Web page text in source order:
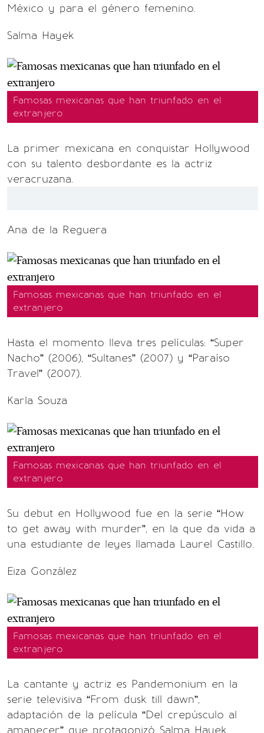
México y para el género femenino.
Salma Hayek
Famosas mexicanas que han triunfado en el
extranjero
La primer mexicana en conquistar Hollywood
con su talento desbordante es la actriz
veracruzana.
Ana de la Reguera
Famosas mexicanas que han triunfado en el
extranjero
Hasta el momento lleva tres películas: “Super
Nacho” (2006), “Sultanes” (2007) y “Paraíso
Travel” (2007).
Karla Souza
Famosas mexicanas que han triunfado en el
extranjero
Su debut en Hollywood fue en la serie “How
to get away with murder”, en la que da vida a
una estudiante de leyes llamada Laurel Castillo.
Eiza González
Famosas mexicanas que han triunfado en el
extranjero
La cantante y actriz es Pandemonium en la
serie televisiva “From dusk till dawn”,
adaptación de la película “Del crepúsculo al
amanecer” que protagonizó Salma Hayek.